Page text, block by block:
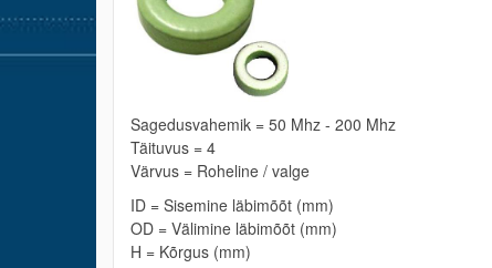
Sagedusvahemik = 50 Mhz - 200 Mhz
Täituvus = 4
Värvus = Roheline / valge
ID = Sisemine läbimõõt (mm)
OD = Välimine läbimõõt (mm)
H = Kõrgus (mm)